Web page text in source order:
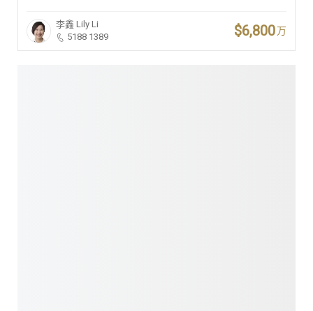
李鑫 Lily Li
5188 1389
$6,800万